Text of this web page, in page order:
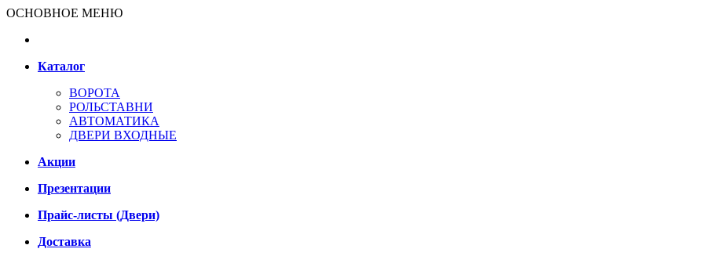
ОСНОВНОЕ МЕНЮ
Каталог
ВОРОТА
РОЛЬСТАВНИ
АВТОМАТИКА
ДВЕРИ ВХОДНЫЕ
Акции
Презентации
Прайс-листы (Двери)
Доставка